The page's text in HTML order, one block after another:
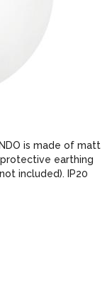
is made of matt
earthing
included). IP20